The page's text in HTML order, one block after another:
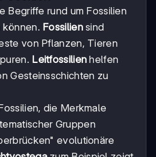
Begriffe rund um Fossilien
Fossiliensind
von Pflanzen, Tieren
Leitfossilien helfen
Gesteinsschichten zu
die Merkmale
Gruppen
evolutionäre